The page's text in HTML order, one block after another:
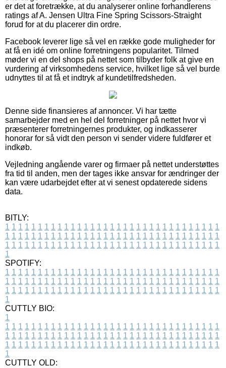
er det at foretrække, at du analyserer online forhandlerens
ratings af A. Jensen Ultra Fine Spring Scissors-Straight
forud for at du placerer din ordre.
Facebook leverer lige så vel en række gode muligheder for
at få en idé om online forretningens popularitet. Tilmed
møder vi en del shops på nettet som tilbyder folk at give en
vurdering af virksomhedens service, hvilket lige så vel burde
udnyttes til at få et indtryk af kundetilfredsheden.
Denne side finansieres af annoncer. Vi har tætte
samarbejder med en hel del forretninger på nettet hvor vi
præsenterer forretningernes produkter, og indkasserer
honorar for så vidt den person vi sender videre fuldfører et
indkøb.
Vejledning angående varer og firmaer på nettet understøttes
fra tid til anden, men der tages ikke ansvar for ændringer der
kan være udarbejdet efter at vi senest opdaterede sidens
data.
BITLY:
1 1 1 1 1 1 1 1 1 1 1 1 1 1 1 1 1 1 1 1 1 1 1 1 1 1 1 1 1 1 1 1 1
1 1 1 1 1 1 1 1 1 1 1 1 1 1 1 1 1 1 1 1 1 1 1 1 1 1 1 1 1 1 1 1 1
1 1 1 1 1 1 1 1 1 1 1 1 1 1 1 1 1 1 1 1 1 1 1 1 1 1 1 1 1 1 1 1 1
1
SPOTIFY:
1 1 1 1 1 1 1 1 1 1 1 1 1 1 1 1 1 1 1 1 1 1 1 1 1 1 1 1 1 1 1 1 1
1 1 1 1 1 1 1 1 1 1 1 1 1 1 1 1 1 1 1 1 1 1 1 1 1 1 1 1 1 1 1 1 1
1 1 1 1 1 1 1 1 1 1 1 1 1 1 1 1 1 1 1 1 1 1 1 1 1 1 1 1 1 1 1 1 1
1
CUTTLY BIO:
1
1 1 1 1 1 1 1 1 1 1 1 1 1 1 1 1 1 1 1 1 1 1 1 1 1 1 1 1 1 1 1 1 1
1 1 1 1 1 1 1 1 1 1 1 1 1 1 1 1 1 1 1 1 1 1 1 1 1 1 1 1 1 1 1 1 1
1 1 1 1 1 1 1 1 1 1 1 1 1 1 1 1 1 1 1 1 1 1 1 1 1 1 1 1 1 1 1 1 1
1
CUTTLY OLD: